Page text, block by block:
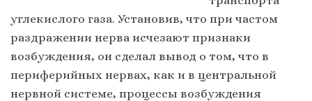
углекислого газа. Установив, что при частом
раздражении нерва исчезают признаки
возбуждения, он сделал вывод о том, что в
периферийных нервах, как и в центральной
нервной системе, процессы возбуждения